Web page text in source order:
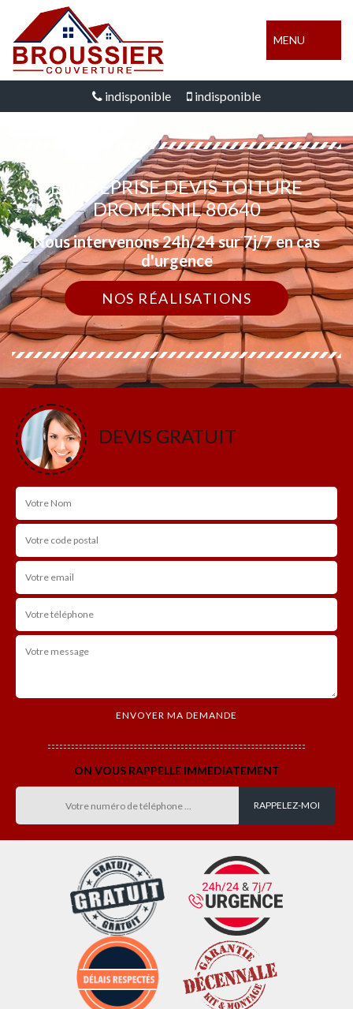
MENU
indisponible indisponible
ENTREPRISE DEVIS TOITURE
DROMESNIL 80640
Nous intervenons 24h/24 sur 7j/7 en cas
d'urgence
NOS RÉALISATIONS
DEVIS GRATUIT
ON VOUS RAPPELLE IMMEDIATEMENT